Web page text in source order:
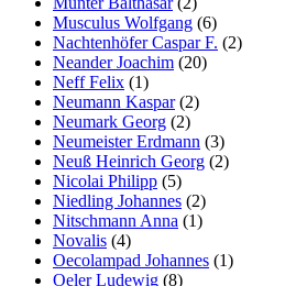
Musculus Wolfgang (6)
Nachtenhöfer Caspar F. (2)
Neander Joachim (20)
Neff Felix (1)
Neumann Kaspar(2)
Neumark Georg (2)
Neumeister Erdmann (3)
Neuß Heinrich Georg (2)
Nicolai Philipp (5)
Niedling Johannes (2)
Nitschmann Anna (1)
Novalis (4)
Oecolampad Johannes (1)
Oeler Ludewig (8)